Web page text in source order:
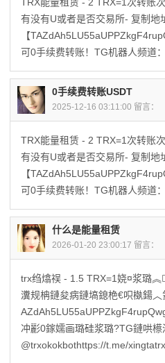
有没有U或者是否交易所- 复制地
【
可0手续费转账！TG机器人频道
0手续费转账USDT
2025-12-16 03:11:00 留言：
TRX能量租赁 - 2 TRX=1次转账
有没有U或者是否交易所- 复制地
【
可0手续费转账！TG机器人频道
什么是能量租赁
2026-01-20 23:00:17 留言：
trx绉熻祦 - 1.5 TRX=1娆¤浆璐
瀵规柟鏈夋病鏈塙鎴栬€呮槸鍚
冲彲0鎵嬬画璐硅浆璐?TG鏈哄櫒
@trxokokbothttps://t.me/xingtatrx